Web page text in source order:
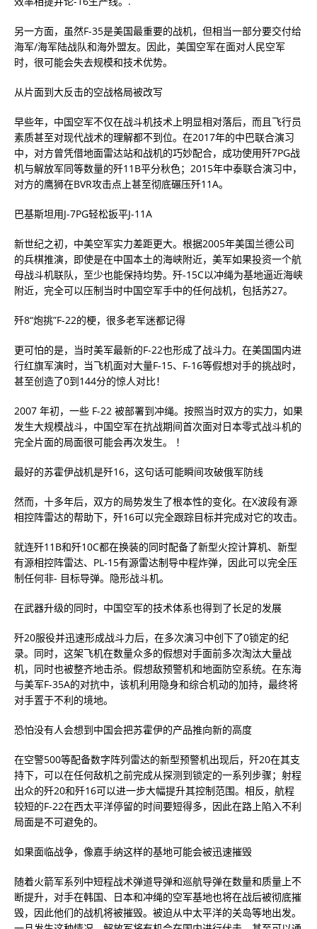
另一方面，虽然F-35是美国最重要的战机，但相当一部分要交付给
海军/海军陆战队和海外盟友。因此，美国空军在面对人民空军
时，很可能会失去规模和技术优势。
从片面到大反击的空战格局被改写
早些年，中国空军不仅在战斗机技术上明显相对落后，而且飞行员
素质甚至对现代战术的理解都不到位。在2017年的中巴联合演习
中，对方曾凭借地面雷达站和战机的巧妙配合，成功使用歼7PG战
机与解放军同等数量的歼11B平分秋色；2015年中泰联合演习中，
对方的鹰狮在BVR攻击点上甚至彻底碾压歼11A。
巴基斯坦用J-7PG轻松扳平J-11A
新世纪之初，中美空军实力差距更大。根据2005年美国兰德公司
的兵棋推演，即使是在中国本土的海峡附近，美军如果投资一个航
母战斗机联队，至少也能保持均势。歼-15C以冲绳为基地逼近海峡
附近，完全可以压制当时中国空军手中的任何战机，包括苏27。
歼8“炮挑”F-22的梗，很多老军迷都记得
更可怕的是，当时美军最新的F-22也形成了战斗力。在美国国内进
行红旗军演时，当飞机面对大量F-15、F-16等假想对手的挑战时，
甚至创造了0到144分的惊人对比！
2007 年初，一些 F-22 被部署到冲绳。按照当时双方的实力，如果
发生大规模战斗，中国空军在抗战期间首次面对日本零式战斗机的
完全片面的局面很可能会再次发生。 ！
最好的苏霍伊战机是歼16，这句话可能瞬间攻破俄军防线
然而，十多年后，双方的局势发生了根本性的变化。在X波段有源
相控阵雷达的帮助下，歼16可以完全跟踪目标并完成对它的攻击。
就连歼11B和歼10C都在换装的同时配备了新型火控计算机、新型
有源相控阵雷达、PL-15有源雷达制导中程炸弹，因此可以完全压
制任何非- 目标导弹。隐形战斗机。
在武器升级的同时，中国空军的技术体系也得到了长足的发展
歼20服役并迅速形成战斗力后，在多次演习中创下了0锁定的纪
录。同时，这架飞机在数量众多的假想对手面前多次淘汰大量战
机，同时也被整齐地击杀。假想敌预警机和地面防空系统。在东海
与美军F-35A的对抗中，该机利用隐身和综合机动的加持，最终将
对手置于不利的境地。
恐怕没有人会想到中国会把苏霍伊的产品推向新的高度
在空警500等配备数字阵列雷达的新型预警机出现后，歼20在其支
持下，可以在任何敌机之前完成从探测到锁定的一系列步骤；射程
出众的歼20和歼16可以进一步大幅提升其控制范围。相反，航程
较短的F-22在西太平洋停留的时间要短得多，因此在路上陷入不利
局面是不可避免的。
如果面临战争，像嘉手纳这样的基地可能会被迅速摧毁
随着火箭军系列中短程战术弹道导弹和巡航导弹在数量和质量上不
断提升，对手在韩国、日本和冲绳的空军基地也将在战后被彻底摧
毁，因此他们的战机将被摧毁。被迫从中太平洋的关岛等地出发。